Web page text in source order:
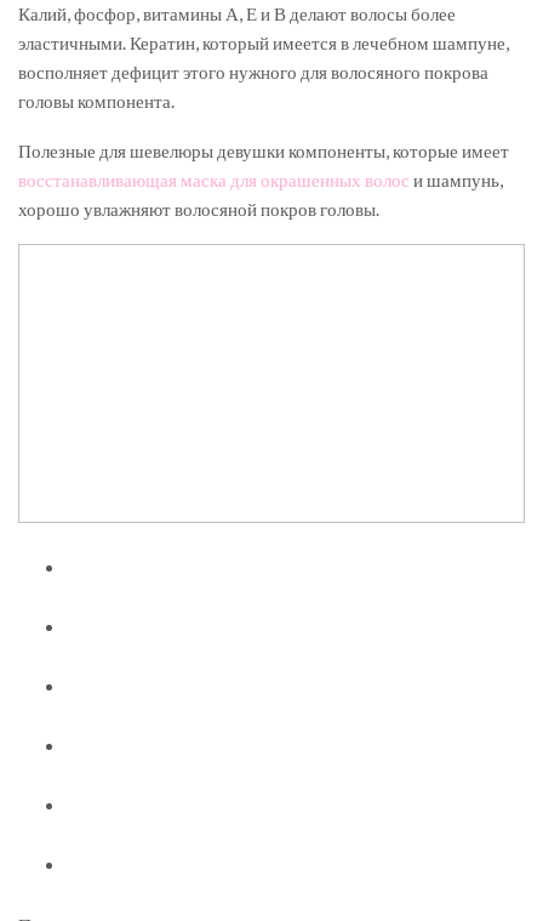
Калий, фосфор, витамины А, Е и В делают волосы более
эластичными. Кератин, который имеется в лечебном шампуне,
восполняет дефицит этого нужного для волосяного покрова
головы компонента.
Полезные для шевелюры девушки компоненты, которые имеет
восстанавливающая маска для окрашенных волос и шампунь,
хорошо увлажняют волосяной покров головы.